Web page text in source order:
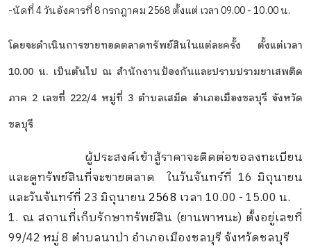
-นัดที่ 4 วันอังคารที่ 8 กรกฎาคม 2568 ตั้งแต่ เวลา 09.00 - 10.00 น.
โดยจะดำเนินการขายทอดตลาดทรัพย์สินในแต่ละครั้ง ตั้งแต่เวลา
10.00 น. เป็นต้นไป ณ สำนักงานป้องกันและปราบปรามยาเสพติด
ภาค 2 เลขที่ 222/4 หมู่ที่ 3 ตำบลเสม็ด อำเภอเมืองชลบุรี จังหวัด
ชลบุรี
ผู้ประสงค์เข้าสู้ราคาจะติดต่อขอลงทะเบียน
และดูทรัพย์สินที่จะขายตลาด ในวันจันทร์ที่ 16 มิถุนายน
และวันจันทร์ที่ 23 มิถุนายน 2568 เวลา 10.00 - 15.00 น.
1. ณ สถานที่เก็บรักษาทรัพย์สิน (ยานพาหนะ) ตั้งอยู่เลขที่
99/42 หมู่ 8 ตำบลนาป่า อำเภอเมืองชลบุรี จังหวัดชลบุรี